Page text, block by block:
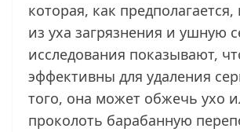
которая, как предполагается,
из уха загрязнения и ушную
исследования показывают,
эффективны для удаления
того, она может обжечь ухо
проколоть барабанную